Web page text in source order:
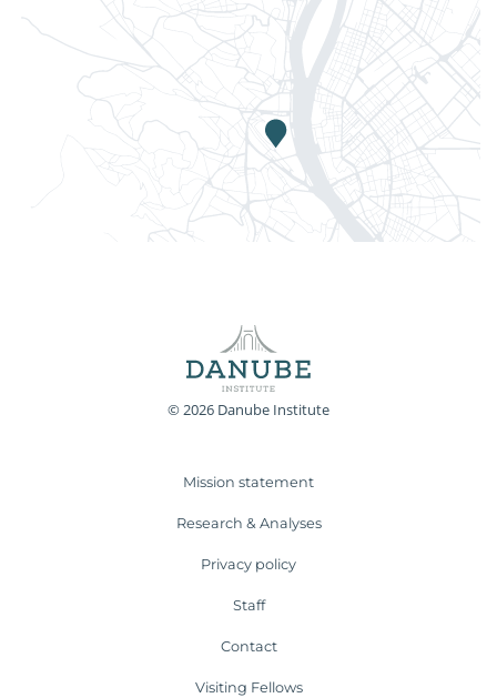
© 2026 Danube Institute
Mission statement
Research & Analyses
Privacy policy
Staff
Contact
Visiting Fellows